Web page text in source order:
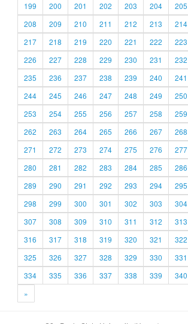
199
200 201 202 203 204 205
208
209 210 211 212 213 214
217
218 219 220 221 222 223
226
227 228 229 230 231 232
235
236 237 238 239 240 241
244
245 246 247 248 249 250
253
254 255 256 257 258 259
262
263 264 265 266 267 268
271
272 273 274 275 276 277
280
281 282 283 284 285 286
289
290 291 292 293 294 295
298
299 300 301 302 303 304
307
308 309 310 311 312 313
316
317 318 319 320 321 322
325
326 327 328 329 330 331
334
335 336 337 338 339 340
»